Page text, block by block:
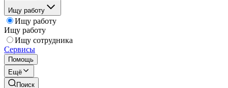
Ищу работу
Ищу работу
Ищу работу
Ищу сотрудника
Сервисы
Помощь
Ещё
Поиск